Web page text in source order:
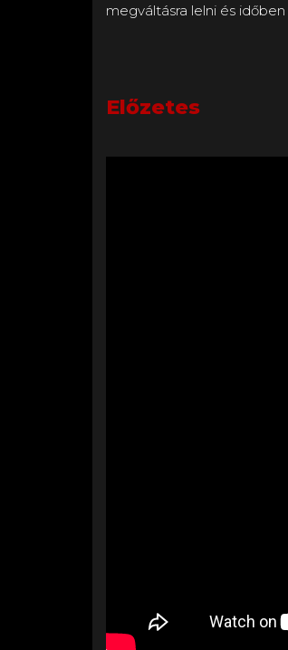
megváltásra lelni és
Előzetes